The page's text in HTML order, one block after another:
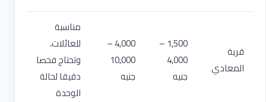
قرية
المعادي
1,500 –
4,000
جنيه
4,000 –
10,000
جنيه
مناسبة
للعائلات،
وتحتاج فحصا
دقيقا لحالة
الوحدة